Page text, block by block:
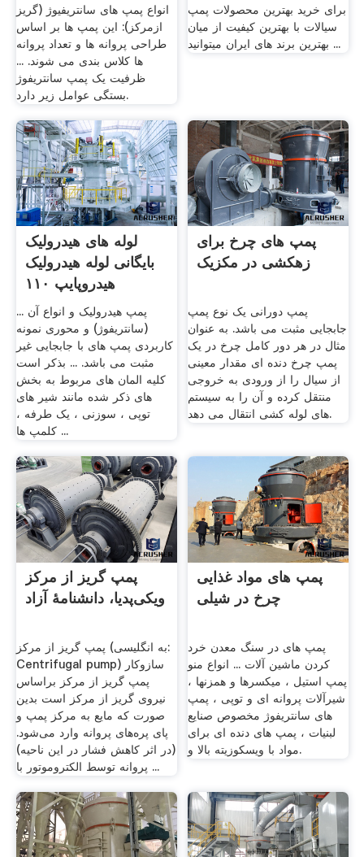
انواع پمپ های سانتریفیوژ (گریز
ازمرکز): این پمپ ها بر اساس
طراحی پروانه ها و تعداد پروانه
ها کلاس بندی می شوند. ...
ظرفیت یک پمپ سانتریفوژ
بستگی عوامل زیر دارد.
برای خرید بهترین محصولات پمپ
سیالات با بهترین کیفیت از میان
بهترین برند های ایران میتوانید ...
لوله های هیدرولیک
بایگانی لوله هیدرولیک
هیدروپایپ ۱۱۰
پمپ هیدرولیک و انواع آن ...
(سانتریفوژ) و محوری نمونه
کاربردی پمپ های با جابجایی غیر
مثبت می باشد. ... بذکر است
کلیه المان های مربوط به بخش
های ذکر شده مانند شیر های
توپی ، سوزنی ، یک طرفه ،
کلمپ ها ...
پمپ های چرخ برای
زهکشی در مکزیک
پمپ دورانی یک نوع پمپ
جابجایی مثبت می باشد. به عنوان
مثال در هر دور کامل چرخ در یک
پمپ چرخ دنده ای مقدار معینی
از سیال را از ورودی به خروجی
منتقل کرده و آن را به سیستم
های لوله کشی انتقال می دهد.
پمپ گریز از مرکز
ویکی‌پدیا، دانشنامهٔ آزاد
پمپ گریز از مرکز (به انگلیسی:
Centrifugal pump) سازوکار
پمپ گریز از مرکز براساس
نیروی گریز از مرکز است بدین
صورت که مایع به مرکز پمپ و
پای پره‌های پروانه وارد می‌شود.
(در اثر کاهش فشار در این ناحیه)
پروانه توسط الکتروموتور با ...
پمپ های مواد غذایی
چرخ در شیلی
پمپ های در سنگ معدن خرد
کردن ماشین آلات ... انواع منو
پمپ استیل ، میکسرها و همزنها ،
شیرآلات پروانه ای و توپی ، پمپ
های سانتریفوژ مخصوص صنایع
لبنیات ، پمپ های دنده ای برای
مواد با ویسکوزیته بالا و.